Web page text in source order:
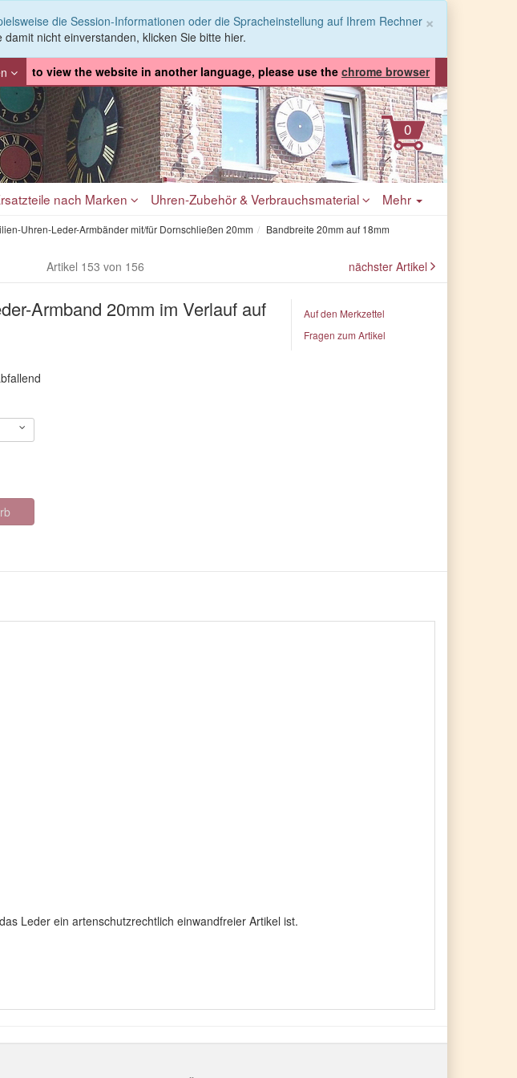
×
die Session-Informationen oder die Spracheinstellung auf Ihrem Rechner
damit nicht einverstanden, klicken Sie bitte hier.
to view the website in another language, please use the chrome browser
nach Marken Uhren-Zubehör & Verbrauchsmaterial Mehr
Uhren-Leder-Armbänder mit/für Dornschließen 20mm Bandbreite 20mm auf 18mm
Artikel 153 von 156 nächster Artikel
Armband 20mm im Verlauf auf
Auf den Merkzettel
Fragen zum Artikel
Leder ein artenschutzrechtlich einwandfreier Artikel ist.